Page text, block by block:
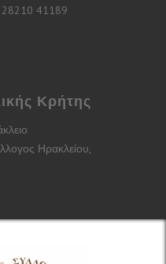
41189
Κρήτης
Ηρακλείου,